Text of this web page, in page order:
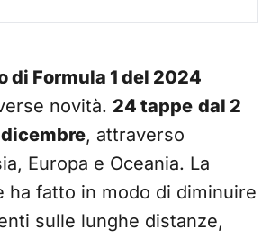
di Formula 1 del 2024
novità. 24 tappe dal 2
, attraverso
Europa e Oceania. La
ha fatto in modo di diminuire
sulle lunghe distanze,